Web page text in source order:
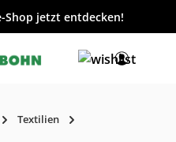
Shop jetzt entdecken!
Textilien